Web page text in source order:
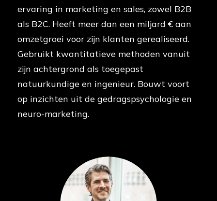
ervaring in marketing en sales, zowel B2B
als B2C. Heeft meer dan een miljard € aan
omzetgroei voor zijn klanten gerealiseerd.
Gebruikt kwantitatieve methoden vanuit
zijn achtergrond als toegepast
natuurkundige en ingenieur. Bouwt voort
op inzichten uit de gedragspsychologie en
neuro-marketing.